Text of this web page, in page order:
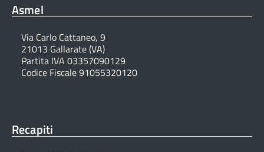
Asmel
Via Carlo Cattaneo, 9
21013 Gallarate (VA)
Partita IVA 03357090129
Codice Fiscale 91055320120
Recapiti